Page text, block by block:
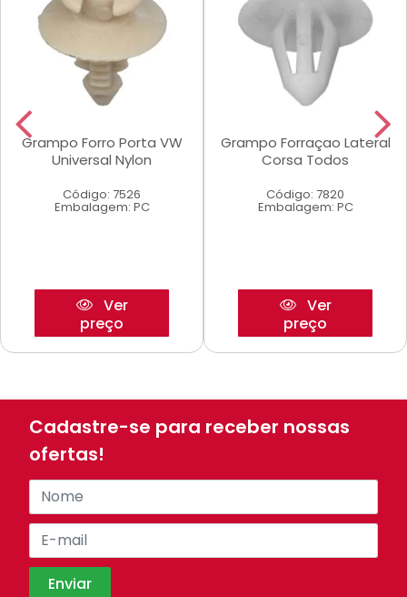
Grampo Forro Porta VW
Universal Nylon
Código: 7526
Embalagem: PC
Ver
preço
Grampo Forraçao Lateral
Corsa Todos
Código: 7820
Embalagem: PC
Ver
preço
Cadastre-se para receber nossas
ofertas!